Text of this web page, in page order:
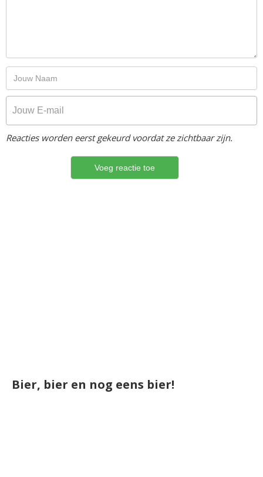
Reacties worden eerst gekeurd voordat ze zichtbaar zijn.
Bier, bier en nog eens bier!